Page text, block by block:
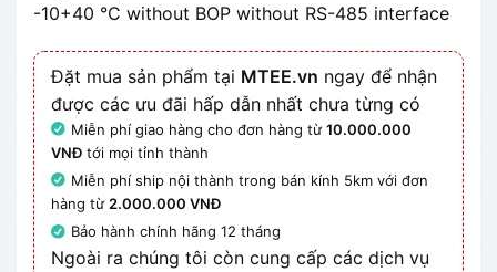
-10+40 °C without BOP without RS-485 interface
Đặt mua sản phẩm tại MTEE.vn ngay để nhận
được các ưu đãi hấp dẫn nhất chưa từng có
Miễn phí giao hàng cho đơn hàng từ10.000.000
VNĐ tới mọi tỉnh thành
Miễn phí ship nội thành trong bán kính 5km với đơn
hàng từ2.000.000 VNĐ
Bảo hành chính hãng 12 tháng
Ngoài ra chúng tôi còn cung cấp các dịch vụ